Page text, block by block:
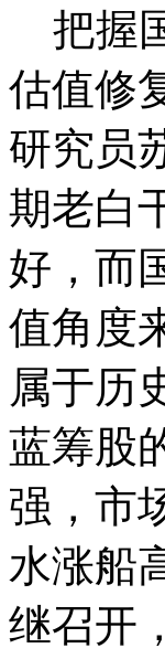
把握
估值修
研究员
期老白
好，而
值角度
属于历
蓝筹股
强，市
水涨船
继召开